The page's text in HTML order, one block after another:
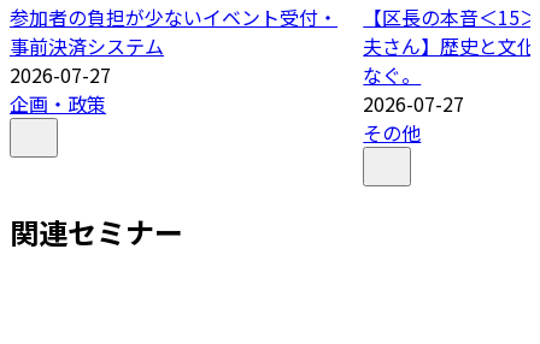
参加者の負担が少ないイベント受付・
事前決済システム
2026-07-27
企画・政策
【区長の本音＜15
夫さん】歴史と文
なぐ。
2026-07-27
その他
関連セミナー